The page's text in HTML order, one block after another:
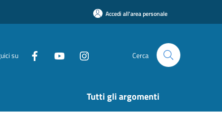
Accedi all'area personale
su Cerca
Tutti gli argomenti